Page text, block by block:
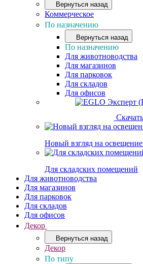
Вернуться назад
Коммерческое
По назначению
Вернуться назад
По назначению
Для животноводства
Для магазинов
Для парковок
Для складов
Для офисов
Новый взгляд на
Для складских помещений
Для животноводства
Для магазинов
Для парковок
Для складов
Для офисов
Декор
Вернуться назад
Декор
По типу